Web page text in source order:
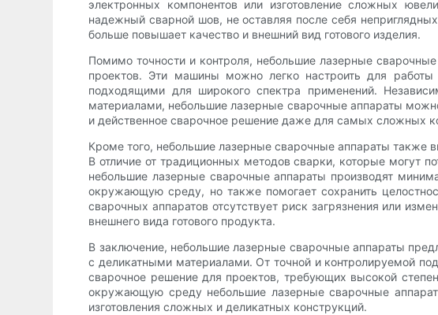
электронных компонентов или изготовление сложных
надежный сварной шов, не оставляя после себя
больше повышает качество и внешний вид готового изделия.
Помимо точности и контроля, небольшие лазерные
проектов. Эти машины можно легко настроить для
подходящими для широкого спектра применений.
материалами, небольшие лазерные сварочные аппараты
и действенное сварочное решение даже для самых сложных
Кроме того, небольшие лазерные сварочные аппараты также
В отличие от традиционных методов сварки, которые могут
небольшие лазерные сварочные аппараты производят
окружающую среду, но также помогает сохранить
сварочных аппаратов отсутствует риск загрязнения или
внешнего вида готового продукта.
В заключение, небольшие лазерные сварочные аппараты
с деликатными материалами. От точной и контролируемой
сварочное решение для проектов, требующих высокой
окружающую среду небольшие лазерные сварочные
изготовления сложных и деликатных конструкций.